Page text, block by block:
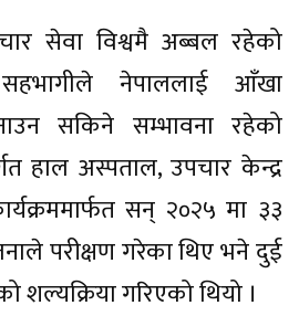
सेवा विश्वमै अब्बल रहेको
नेपाललाई आँखा
सकिने सम्भावना रहेको
हाल अस्पताल, उपचार केन्द्र
सन् २०२५ मा ३३
परीक्षण गरेका थिए भने दुई
शल्यक्रिया गरिएको थियो ।